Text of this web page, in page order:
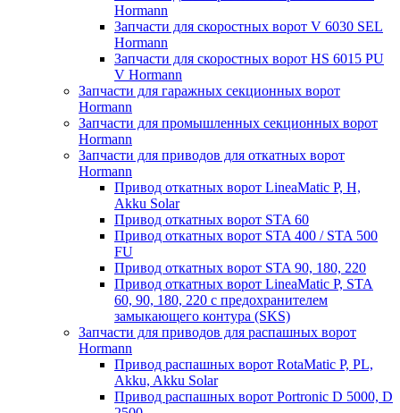
Hormann
Запчасти для скоростных ворот V 6030 SEL
Hormann
Запчасти для скоростных ворот HS 6015 PU
V Hormann
Запчасти для гаражных секционных ворот
Hormann
Запчасти для промышленных секционных ворот
Hormann
Запчасти для приводов для откатных ворот
Hormann
Привод откатных ворот LineaMatic P, H,
Akku Solar
Привод откатных ворот STA 60
Привод откатных ворот STA 400 / STA 500
FU
Привод откатных ворот STA 90, 180, 220
Привод откатных ворот LineaMatic P, STA
60, 90, 180, 220 с предохранителем
замыкающего контура (SKS)
Запчасти для приводов для распашных ворот
Hormann
Привод распашных ворот RotaMatic P, PL,
Akku, Akku Solar
Привод распашных ворот Portronic D 5000, D